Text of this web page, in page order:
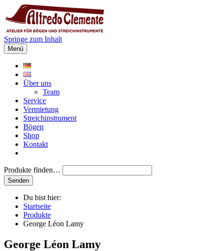
Springe zum Inhalt
Menü
Über uns
Team
Service
Vermietung
Streichinstrument
Bögen
Shop
Kontakt
Produkte finden…
Du bist hier:
Startseite
Produkte
George Léon Lamy
George Léon Lamy